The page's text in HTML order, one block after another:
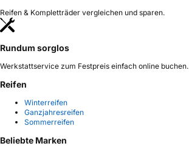
Reifen & Kompletträder vergleichen und sparen.
Rundum sorglos
Werkstattservice zum Festpreis einfach online buchen.
Reifen
Winterreifen
Ganzjahresreifen
Sommerreifen
Beliebte Marken